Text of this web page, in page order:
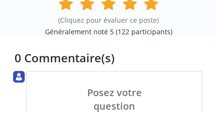
(Cliquez pour évaluer ce poste)
Généralement noté 5 (122 participants)
0 Commentaire(s)
Posez votre
question